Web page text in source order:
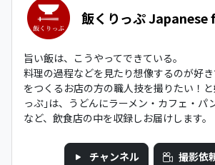
飯くりっぷ
旨い飯は、こうやってできている。
料理の過程などを見たり想像するのが好
をつくるお店の方の職人技を撮りたい！
っぷ｣は、うどんにラーメン・カフェ・パ
など、飲食店の中を収録しお届けします。
チャンネル 撮影依